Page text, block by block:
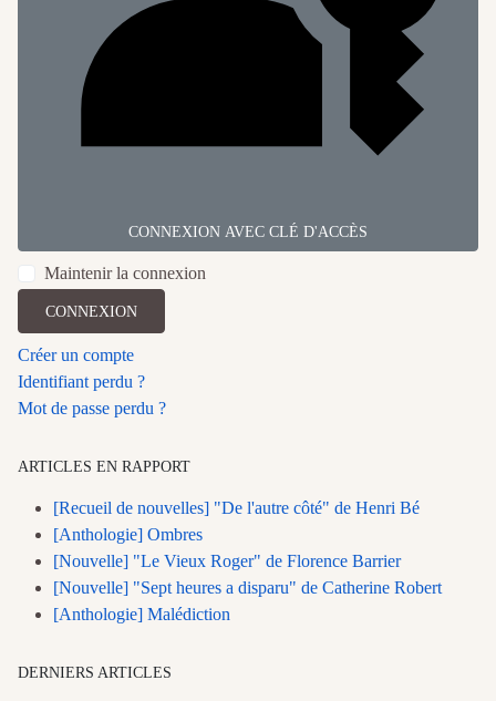
CONNEXION AVEC CLÉ D'ACCÈS
Maintenir la connexion
CONNEXION
Créer un compte
Identifiant perdu ?
Mot de passe perdu ?
ARTICLES EN RAPPORT
[Recueil de nouvelles] "De l'autre côté" de Henri Bé
[Anthologie] Ombres
[Nouvelle] "Le Vieux Roger" de Florence Barrier
[Nouvelle] "Sept heures a disparu" de Catherine Robert
[Anthologie] Malédiction
DERNIERS ARTICLES